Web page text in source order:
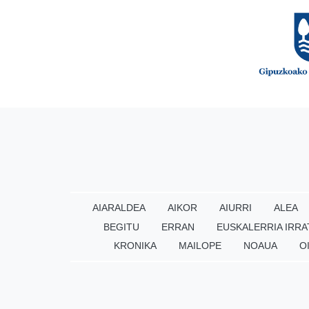
AIARALDEA AIKOR AIURRI ALEA
BEGITU
ERRAN EUSKALERRIA
KRONIKA
MAILOPE NOAUA